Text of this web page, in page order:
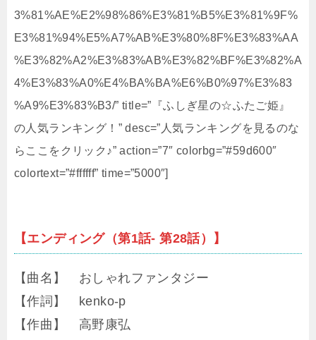
3%81%AE%E2%98%86%E3%81%B5%E3%81%9F%
E3%81%94%E5%A7%AB%E3%80%8F%E3%83%AA
%E3%82%A2%E3%83%AB%E3%82%BF%E3%82%A
4%E3%83%A0%E4%BA%BA%E6%B0%97%E3%83
%A9%E3%83%B3/” title=”『ふしぎ星の☆ふたご姫』
の人気ランキング！” desc=”人気ランキングを見るのな
らここをクリック♪” action=”7″ colorbg=”#59d600″
colortext=”#ffffff” time=”5000″]
【エンディング（第1話- 第28話）】
【曲名】 おしゃれファンタジー
【作詞】 kenko-p
【作曲】 高野康弘